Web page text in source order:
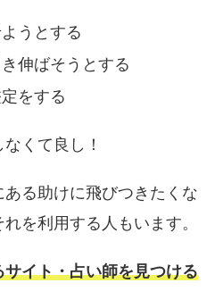
うとする
伸ばそうとする
をする
くて良し！
る助けに飛びつきたくな
を利用する人もいます。
イト・占い師を見つける